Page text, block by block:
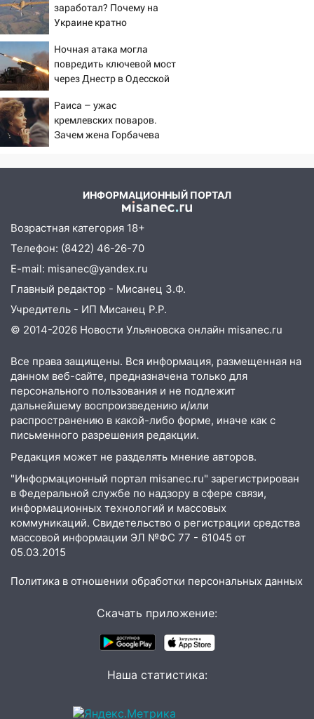
14:12
Куда жаловаться ульяновцам на
упавшее дерево или затопленную улицу
после непогоды
13:59
В Новом городе ураганным
ветром сорвало опалубку со
строящегося дома
13:54
В мэрии Ульяновска рассказали,
как устраняют последствия мощного
Стихия продолжает крушить
Ульяновск: дерево рухнуло на дом на
13:47
На Нижней Террасе мощным
ветром вырвало дерево с корнем
13:46 Сильный ветер сорвал крышу с
СТО на проспекте Созидателей
13:35 Непогода продолжает бить по
сошёл с рельсов
13:22 Упавшие деревья перекрыли
дороги в Ульяновске: фото
13:17 Непогода в Ульяновске не
закончится сегодня: сильные ливни
сохранятся 9 августа
13:15 Трижды «брал в долг» без спроса:
житель Вешкаймского района похитил у
знакомого 191 тысячу рублей
13:14
Ураган оторвал светофор на
проспекте Филатова в Ульяновске
13:12
Дерево пробило крышу дома на
на электрощит
В Заволжском районе дерево
упало во дворе
Ураган ударил по Ульяновску:
затопленные улицы и остановившиеся
заработал? Почему на
Украине кратно
попаданий по объектам
ВСУ
Ночная атака могла
повредить ключевой мост
через Днестр в Одесской
Раиса – ужас
кремлевских поваров.
Зачем жена Горбачева
ИНФОРМАЦИОННЫЙ ПОРТАЛ
Возрастная категория 18+
Телефон: (8422) 46-26-70
E-mail: misanec@yandex.ru
Главный редактор - Мисанец З.Ф.
Учредитель - ИП Мисанец Р.Р.
© 2014-2026 Новости Ульяновска онлайн misanec.ru
Все права защищены. Вся информация, размещенная на
данном веб-сайте, предназначена только для
персонального пользования и не подлежит
дальнейшему воспроизведению и/или
распространению в какой-либо форме, иначе как с
письменного разрешения редакции.
Редакция может не разделять мнение авторов.
"Информационный портал misanec.ru" зарегистрирован
в Федеральной службе по надзору в сфере связи,
информационных технологий и массовых
коммуникаций. Свидетельство о регистрации средства
массовой информации ЭЛ №ФС 77 - 61045 от
05.03.2015
Политика в отношении обработки персональных данных
Скачать приложение:
Наша статистика: